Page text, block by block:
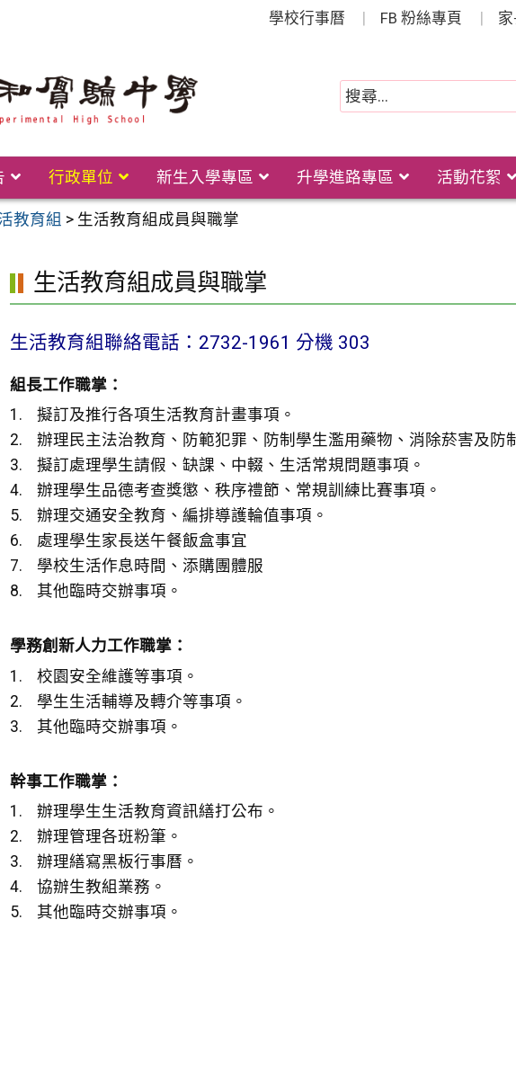
學校行事曆 FB 粉絲專頁
行政單位 新生入學專區 升學進路專區 活動花絮
教育組 > 生活教育組成員與職掌
生活教育組成員與職掌
生活教育組聯絡電話：2732-1961 分機 303
組長工作職掌：
擬訂及推行各項生活教育計畫事項。
辦理民主法治教育、防範犯罪、防制學生濫用藥物、消除菸害及防
擬訂處理學生請假、缺課、中輟、生活常規問題事項。
辦理學生品德考查獎懲、秩序禮節、常規訓練比賽事項。
辦理交通安全教育、編排導護輪值事項。
處理學生家長送午餐飯盒事宜
學校生活作息時間、添購團體服
其他臨時交辦事項。
學務創新人力工作職掌：
校園安全維護等事項。
學生生活輔導及轉介等事項。
其他臨時交辦事項。
幹事工作職掌：
辦理學生生活教育資訊繕打公布。
辦理管理各班粉筆。
辦理繕寫黑板行事曆。
協辦生教組業務。
其他臨時交辦事項。